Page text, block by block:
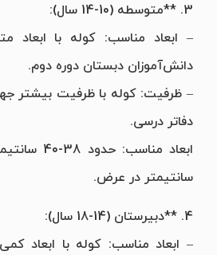
3. **متوسطه (10-14 سال):
– ابعاد مناسب: کوله با ابعاد
دانش‌آموزان دبستان دوره دوم.
– ظرفیت: کوله با ظرفیت بیشتر
دفاتر درسی.
سانتیمتر در عرض.
4. **دبیرستان (14-18 سال):
– ابعاد مناسب: کوله با ابعاد کمی